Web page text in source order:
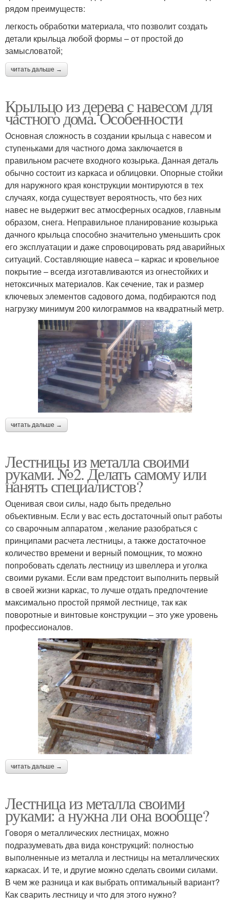
рядом преимуществ:
легкость обработки материала, что позволит создать
детали крыльца любой формы – от простой до
замысловатой;
читать дальше →
Крыльцо из дерева с навесом для
частного дома. Особенности
Основная сложность в создании крыльца с навесом и
ступеньками для частного дома заключается в
правильном расчете входного козырька. Данная деталь
обычно состоит из каркаса и облицовки. Опорные стойки
для наружного края конструкции монтируются в тех
случаях, когда существует вероятность, что без них
навес не выдержит вес атмосферных осадков, главным
образом, снега. Неправильное планирование козырька
дачного крыльца способно значительно уменьшить срок
его эксплуатации и даже спровоцировать ряд аварийных
ситуаций. Составляющие навеса – каркас и кровельное
покрытие – всегда изготавливаются из огнестойких и
нетоксичных материалов. Как сечение, так и размер
ключевых элементов садового дома, подбираются под
нагрузку минимум 200 килограммов на квадратный метр.
читать дальше →
Лестницы из металла своими
руками. №2. Делать самому или
нанять специалистов?
Оценивая свои силы, надо быть предельно
объективным. Если у вас есть достаточный опыт работы
со сварочным аппаратом , желание разобраться с
принципами расчета лестницы, а также достаточное
количество времени и верный помощник, то можно
попробовать сделать лестницу из швеллера и уголка
своими руками. Если вам предстоит выполнить первый
в своей жизни каркас, то лучше отдать предпочтение
максимально простой прямой лестнице, так как
поворотные и винтовые конструкции – это уже уровень
профессионалов.
читать дальше →
Лестница из металла своими
руками: а нужна ли она вообще?
Говоря о металлических лестницах, можно
подразумевать два вида конструкций: полностью
выполненные из металла и лестницы на металлических
каркасах. И те, и другие можно сделать своими силами.
В чем же разница и как выбрать оптимальный вариант?
Как сварить лестницу и что для этого нужно?